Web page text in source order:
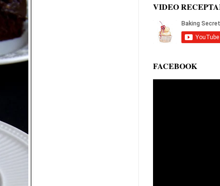
VIDEO
FACEBOOK